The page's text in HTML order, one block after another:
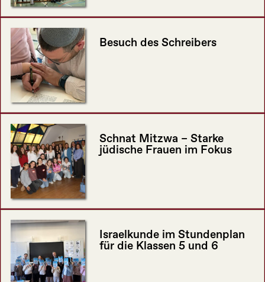
Besuch des Schreibers
Schnat Mitzwa – Starke
jüdische Frauen im Fokus
Israelkunde im Stundenplan
für die Klassen 5 und 6